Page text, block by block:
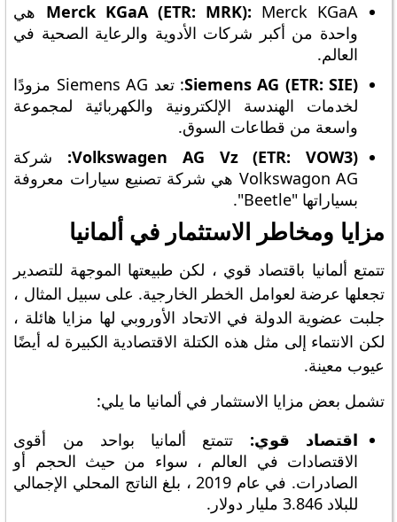
Merck KGaA (ETR: MRK): Merck KGaA هي
واحدة من أكبر شركات الأدوية والرعاية الصحية في
العالم.
Siemens AG (ETR: SIE)
: تعد Siemens AG مزودًا
لخدمات الهندسة الإلكترونية والكهربائية لمجموعة
واسعة من قطاعات السوق.
Volkswagen AG Vz (ETR: VOW3):
شركة
Volkswagon AG هي شركة تصنيع سيارات معروفة
بسياراتها "Beetle".
مزايا ومخاطر الاستثمار في ألمانيا
تتمتع ألمانيا باقتصاد قوي ، لكن طبيعتها الموجهة للتصدير
تجعلها عرضة لعوامل الخطر الخارجية. على سبيل المثال ،
جلبت عضوية الدولة في الاتحاد الأوروبي لها مزايا هائلة ،
لكن الانتماء إلى مثل هذه الكتلة الاقتصادية الكبيرة له أيضًا
عيوب معينة.
تشمل بعض مزايا الاستثمار في ألمانيا ما يلي:
اقتصاد قوي: تتمتع ألمانيا بواحد من أقوى
الاقتصادات في العالم ، سواء من حيث الحجم أو
الصادرات. في عام 2019 ، بلغ الناتج المحلي الإجمالي
للبلاد 3.846 مليار دولار.